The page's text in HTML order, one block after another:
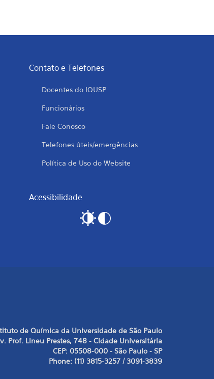
Contato e Telefones
Docentes do IQUSP
Funcionários
Fale Conosco
Telefones úteis/emergências
Política de Uso do Website
Acessibilidade
de Química da Universidade de São Paulo
Prof. Lineu Prestes, 748 - Cidade Universitária
CEP: 05508-000 - São Paulo - SP
Phone: (11) 3815-3257 / 3091-3839